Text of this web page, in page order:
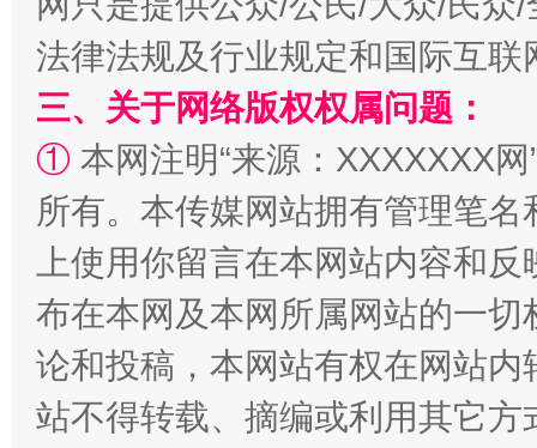
站台名比不上好声名
法律法规及行业规定和国际互
三、关于网络版权权属问题：
① 本网注明“来源：XXXXXXX
所有。本传媒网站拥有管理笔
上使用你留言在本网站内容和
布在本网及本网所属网站的一
论和投稿，本网站有权在网站
站不得转载、摘编或利用其它